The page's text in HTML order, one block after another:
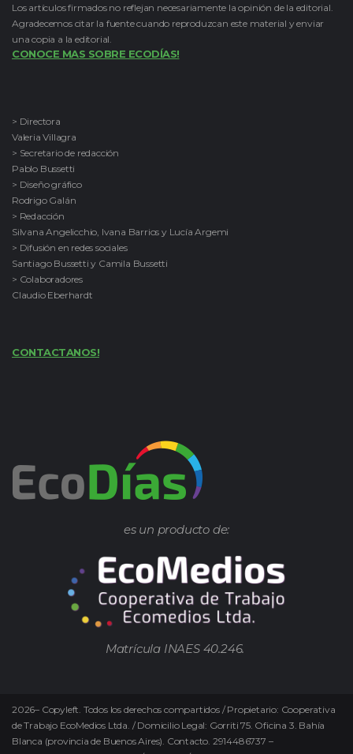
Los artículos firmados no reflejan necesariamente la opinión de la editorial.
Agradecemos citar la fuente cuando reproduzcan este material y enviar
una copia a la editorial.
CONOCE MAS SOBRE ECODÍAS!
> Directora
Valeria Villagra
> Secretario de redacción
Pablo Bussetti
> Diseño gráfico
Rodrigo Galán
> Redacción
Silvana Angelicchio, Ivana Barrios y Lucía Argemi
> Difusión en redes sociales
Santiago Bussetti y Camila Bussetti
> Colaboradores
Claudio Eberhardt
CONTACTANOS!
es un producto de:
Matrícula INAES 40.246.
2026– Copyleft. Todos los derechos compartidos / Propietario: Cooperativa
de Trabajo EcoMedios Ltda. / Domicilio Legal: Gorriti 75. Oficina 3. Bahía
Blanca (provincia de Buenos Aires). Contacto. 2914486737 –